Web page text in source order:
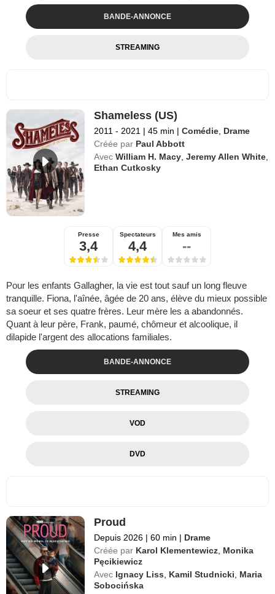
BANDE-ANNONCE
STREAMING
Shameless (US)
2011 - 2021 | 45 min | Comédie, Drame
Créée par Paul Abbott
Avec William H. Macy,Jeremy Allen White,
Ethan Cutkosky
Presse
3,4
Spectateurs
4,4
Mes amis
--
Pour les enfants Gallagher, la vie est tout sauf un long fleuve
tranquille. Fiona, l'aînée, âgée de 20 ans, élève du mieux possible
sa soeur et ses quatre frères. Leur mère les a abandonnés.
Quant à leur père, Frank, paumé, chômeur et alcoolique, il
dilapide l'argent des allocations familiales.
BANDE-ANNONCE
STREAMING
VOD
DVD
Proud
Depuis 2026 | 60 min | Drame
Créée par Karol Klementewicz Monika
Pęcikiewicz
Avec Ignacy Liss Kamil Studnicki
Maria
Sobocińska